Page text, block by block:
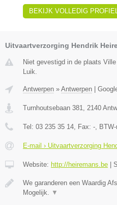
BEKIJK VOLLEDIG PROFIEL
Uitvaartverzorging Hendrik
Niet gevestigd in de plaats
Luik.
Antwerpen » Antwerpen
Turnhoutsebaan 381 2140
Tel: 03 235 35 14 , Fax: - ,
E-mail › Uitvaartverzorging
Website: http://heiremans.be
We garanderen een Waardig
Mogelijk.
▼